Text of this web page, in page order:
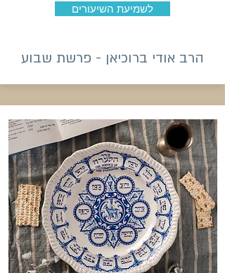
לשמיעת השיעורים
הרב אודי ברוכיאן - פרשת שבוע